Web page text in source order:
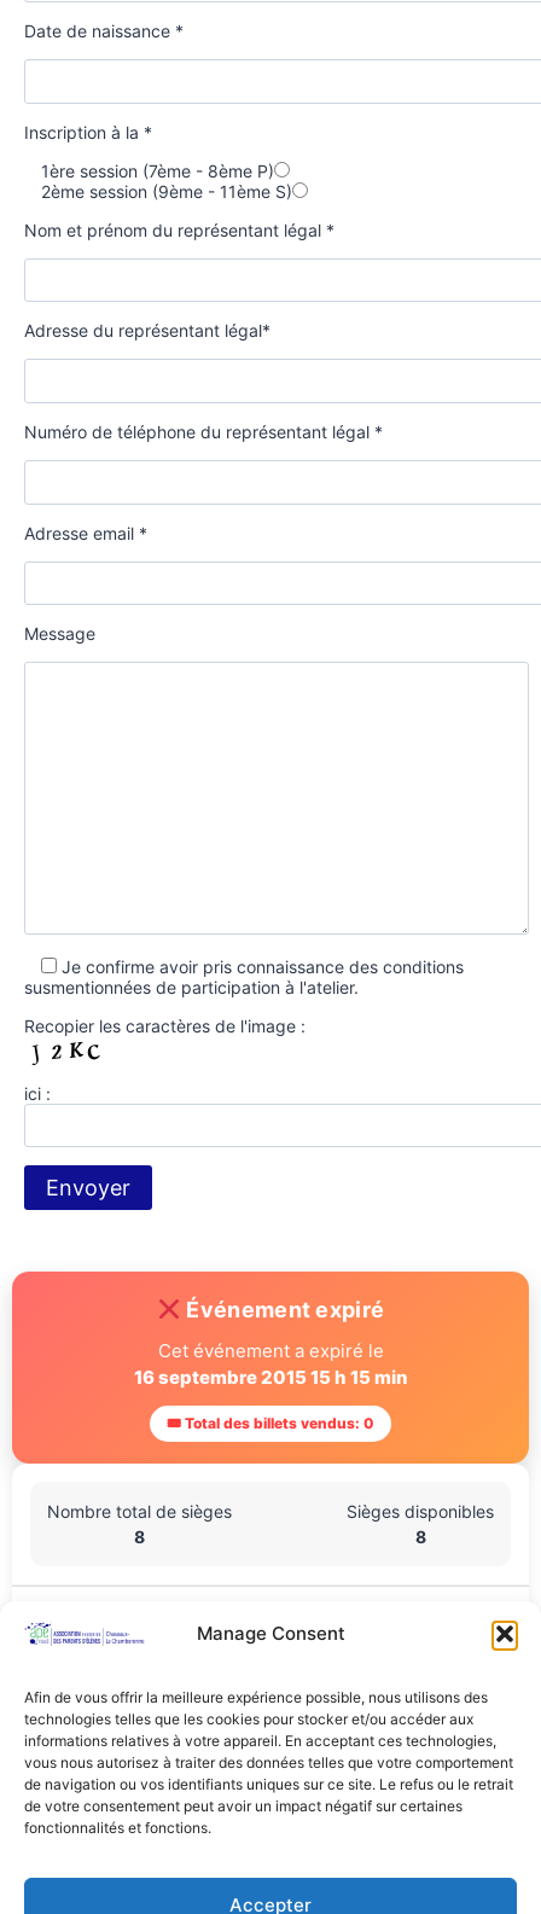
Manage Consent
Afin de vous offrir la meilleure expérience possible, nous utilisons des
technologies telles que les cookies pour stocker et/ou accéder aux
informations relatives à votre appareil. En acceptant ces technologies,
vous nous autorisez à traiter des données telles que votre comportement
de navigation ou vos identifiants uniques sur ce site. Le refus ou le retrait
de votre consentement peut avoir un impact négatif sur certaines
fonctionnalités et fonctions.
Accepter
Date de naissance *
Inscription à la *
1ère session (7ème - 8ème P)
2ème session (9ème - 11ème S)
Nom et prénom du représentant légal *
Adresse du représentant légal*
Numéro de téléphone du représentant légal *
Adresse email *
Message
Je confirme avoir pris connaissance des conditions
susmentionnées de participation à l'atelier.
Recopier les caractères de l'image :
ici :
Événement expiré
Cet événement a expiré le
16 septembre 2015 15 h 15 min
🎟 Total des billets vendus: 0
Nombre total de sièges
8
Sièges disponibles
8
Partager Cet Événement